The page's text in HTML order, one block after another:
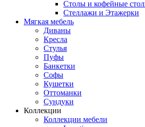
Столы и кофейные
Стеллажи и Этажерки
Мягкая мебель
Диваны
Кресла
Стулья
Пуфы
Банкетки
Софы
Кушетки
Оттоманки
Сундуки
Коллекции
Коллекции мебели